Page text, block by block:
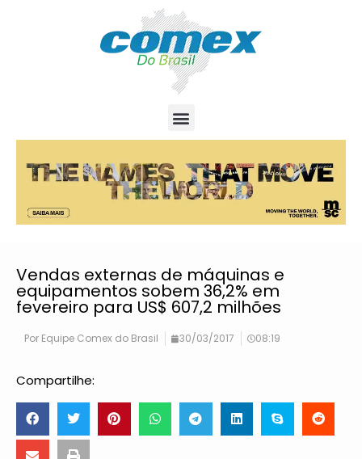
Vendas externas de máquinas e
equipamentos sobem 36,2% em
fevereiro para US$ 607,2 milhões
Por Equipe Comex do Brasil 30/03/2017 08:19
Compartilhe: